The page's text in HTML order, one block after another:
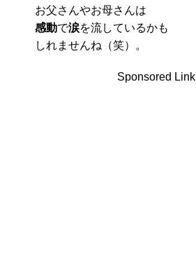
お父さんやお母さんは
感動で涙を流しているかも
しれませんね（笑）。
Sponsored Link